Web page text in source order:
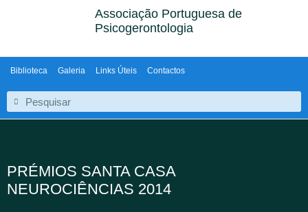
Associação Portuguesa de
Psicogerontologia
Biblioteca Galeria Links Úteis Contactos
PRÉMIOS SANTA CASA
NEUROCIÊNCIAS 2014